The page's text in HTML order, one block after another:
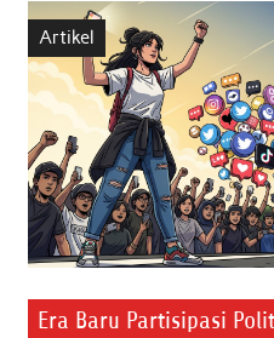
Artikel
Era Baru Partisipasi